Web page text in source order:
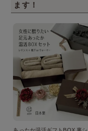
ます！